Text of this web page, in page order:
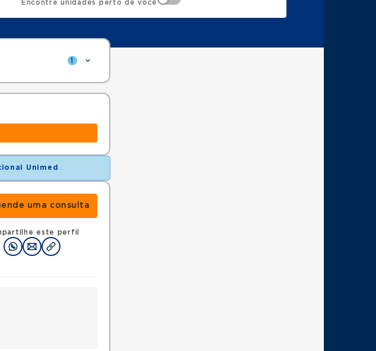
Encontre unidades perto de você
1
Unimed
uma consulta
este perfil